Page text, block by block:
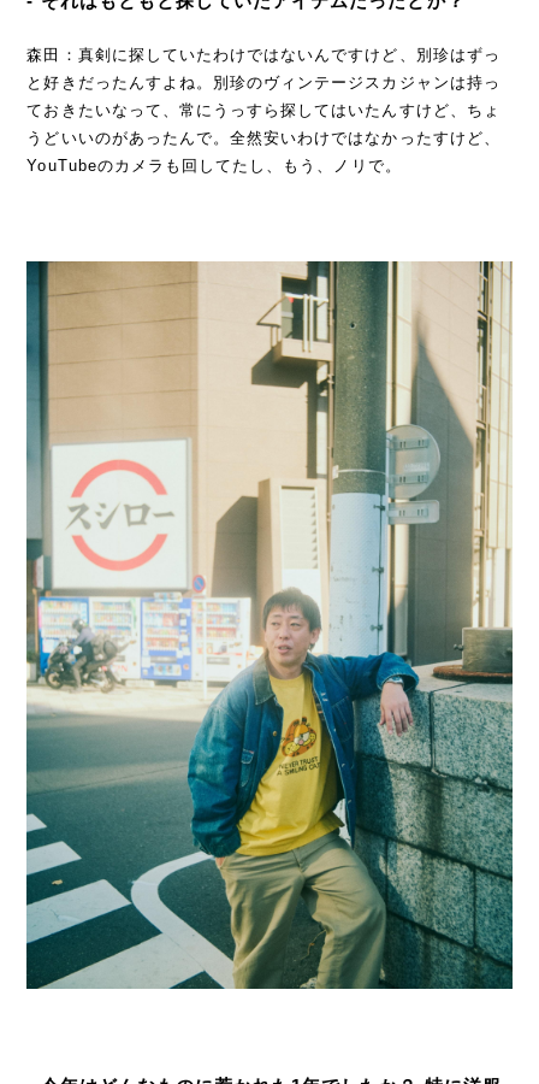
森田：真剣に探していたわけではないんですけど、別珍はずっ
と好きだったんすよね。別珍のヴィンテージスカジャンは持っ
ておきたいなって、常にうっすら探してはいたんすけど、ちょ
うどいいのがあったんで。全然安いわけではなかったすけど、
YouTubeのカメラも回してたし、もう、ノリで。